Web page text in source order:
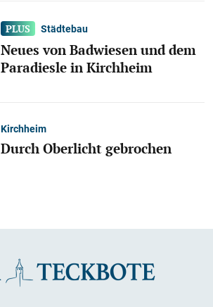
Städtebau
Neues von Badwiesen und dem
Paradiesle in Kirchheim
Kirchheim
Durch Oberlicht gebrochen